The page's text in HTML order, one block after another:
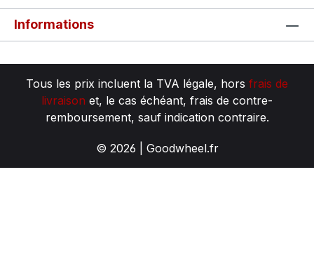
Informations
Tous les prix incluent la TVA légale, hors frais de
livraison et, le cas échéant, frais de contre-
remboursement, sauf indication contraire.
© 2026 | Goodwheel.fr